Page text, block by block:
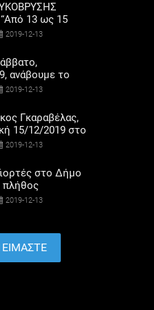
13 ως 15
το
2019-12-13
ανάβουμε το
Δέντρο
με μια
2019-12-13
Γκαραβέλας,
15/12/2019 στο
Ράφτη!
2019-12-13
στο Δήμο
πλήθος
για τα
2019-12-13
ΕΙΜΑΣΤΕ